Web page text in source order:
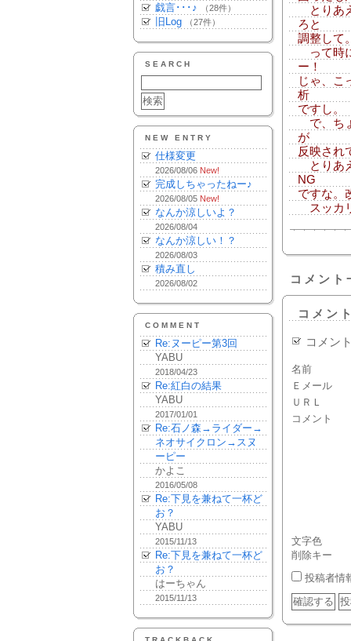
戯言･･･♪ （28件）
旧Log （27件）
SEARCH
NEW ENTRY
仕様変更
2026/08/06 New!
完成しちゃったねー♪
2026/08/05 New!
なんか涼しいよ？
2026/08/04
なんか涼しい！？
2026/08/03
積み直し
2026/08/02
COMMENT
Re:ヌーピー第3回
YABU
2018/04/23
Re:紅白の結果
YABU
2017/01/01
Re:石ノ森→ライダー→
ネオサイクロン→スヌ
ーピー
かよこ
2016/05/08
Re:下見を兼ねて一杯ど
お？
YABU
2015/11/13
Re:下見を兼ねて一杯ど
お？
はーちゃん
2015/11/13
とりあ
ろと
調整して
って時
ー！
じゃ、こ
析
ですし。
で、ち
が
反映され
とりあ
NG
ですな。
スッカ
コメント
コメン
コメン
名前
Ｅメール
ＵＲＬ
コメント
文字色
削除キー
投稿者情